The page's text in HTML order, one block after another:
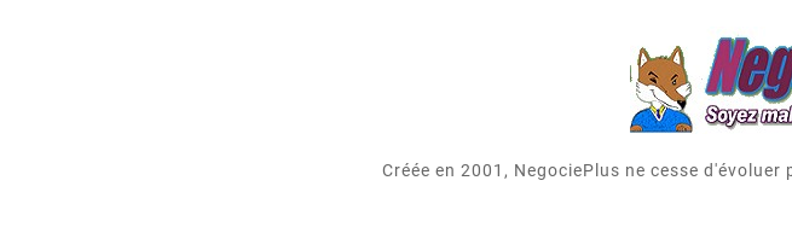
Créée en 2001, NegociePlus ne cesse